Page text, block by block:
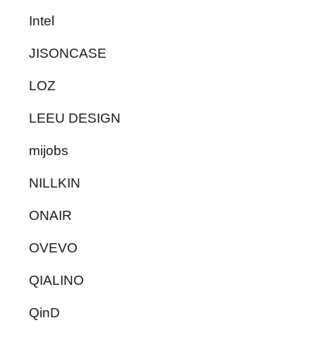
Intel
JISONCASE
LOZ
LEEU DESIGN
mijobs
NILLKIN
ONAIR
OVEVO
QIALINO
QinD